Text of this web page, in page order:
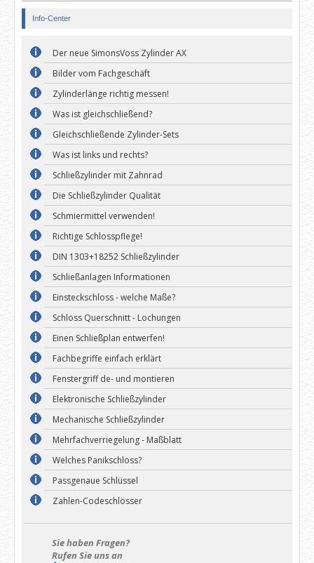
Info-Center
Der neue SimonsVoss Zylinder AX
Bilder vom Fachgeschäft
Zylinderlänge richtig messen!
Was ist gleichschließend?
Gleichschließende Zylinder-Sets
Was ist links und rechts?
Schließzylinder mit Zahnrad
Die Schließzylinder Qualität
Schmiermittel verwenden!
Richtige Schlosspflege!
DIN 1303+18252 Schließzylinder
Schließanlagen Informationen
Einsteckschloss - welche Maße?
Schloss Querschnitt - Lochungen
Einen Schließplan entwerfen!
Fachbegriffe einfach erklärt
Fenstergriff de- und montieren
Elektronische Schließzylinder
Mechanische Schließzylinder
Mehrfachverriegelung - Maßblatt
Welches Panikschloss?
Passgenaue Schlüssel
Zahlen-Codeschlösser
Sie haben Fragen?
Rufen Sie uns an